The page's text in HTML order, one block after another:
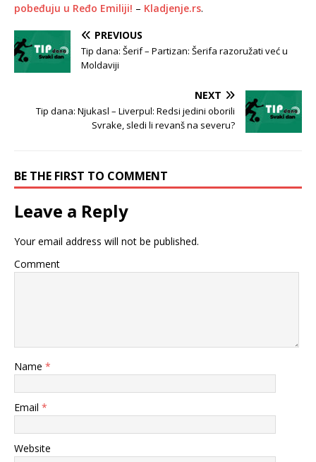
pobeđuju u Ređo Emiliji! – Kladjenje.rs.
PREVIOUS
Tip dana: Šerif – Partizan: Šerifa razoružati već u
Moldaviji
NEXT
Tip dana: Njukasl – Liverpul: Redsi jedini oborili
Svrake, sledi li revanš na severu?
BE THE FIRST TO COMMENT
Leave a Reply
Your email address will not be published.
Comment
Name *
Email *
Website